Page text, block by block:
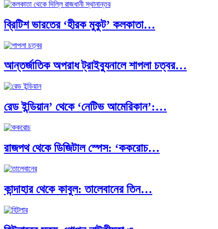
ভারত মহাসাগরের অশ্রু: শ্রীলঙ্কার ২৬…
ক্রূরতা ও ধ্বংসের মহাকাব্য: পৃথিবীর…
ব্রাজিল ও আর্জেন্টিনার কালো অধ্যায়:…
পূর্ব ইউরোপ বনাম তুরস্ক: শত…
পৃথিবীতে বর্তমানে মোট দেশের সংখ্যা…
ব্রিটিশ ভারতের ‘হীরক মুকুট’ কলকাতা…
আন্তর্জাতিক অপরাধ ট্রাইব্যুনালে শাপলা চত্বর…
রেড ইন্ডিয়ান’ থেকে ‘নেটিভ আমেরিকান’:…
রাজপথ থেকে ডিজিটাল স্পেস: ‘ককরোচ…
কান্দাহার থেকে কাবুল: তালেবানের তিন…